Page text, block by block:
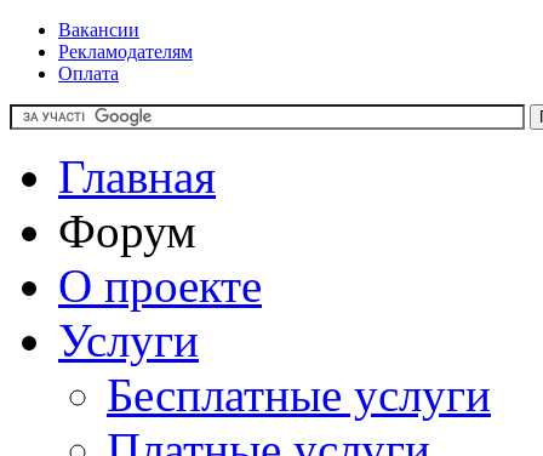
Вакансии
Рекламодателям
Оплата
Главная
Форум
О проекте
Услуги
Бесплатные услуги